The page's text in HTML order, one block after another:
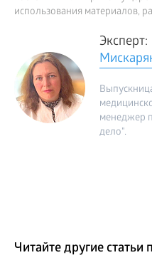
использования материалов,
Эксперт:
менеджер
дело".
Читайте другие